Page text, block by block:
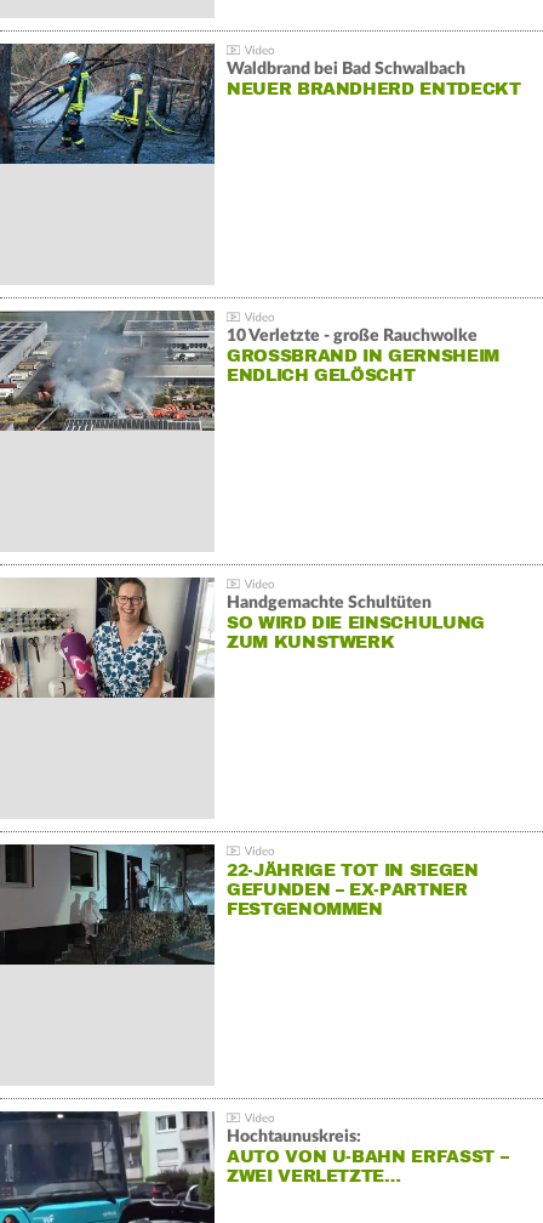
Waldbrand bei Bad Schwalbach
NEUER BRANDHERD ENTDECKT
10 Verletzte - große Rauchwolke
GROSSBRAND IN GERNSHEIM E
NDLICH GELÖSCHT
Handgemachte Schultüten
SO WIRD DIE EINSCHULUNG
ZUM KUNSTWERK
22-JÄHRIGE TOT IN SIEGEN
GEFUNDEN – EX-PARTNER
FESTGENOMMEN
Hochtaunuskreis:
AUTO VON U-BAHN ERFASST –
ZWEI VERLETZTE…